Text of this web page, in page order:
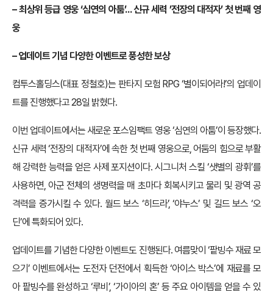
– 최상위 등급 영웅 ‘심연의 아툼’… 신규 세력 ’전장의 대적자’ 첫 번째 영
웅
– 업데이트 기념 다양한 이벤트로 풍성한 보상
컴투스홀딩스(대표 정철호)는 판타지 모험 RPG ‘별이되어라!’의 업데이
트를 진행했다고 28일 밝혔다.
이번 업데이트에서는 새로운 포스임팩트 영웅 ‘심연의 아툼’이 등장했다.
신규 세력 ‘전장의 대적자’에 속한 첫 번째 영웅으로, 어둠의 힘으로 부활
해 강력한 능력을 얻은 사제 포지션이다. 시그니처 스킬 ‘샛별의 광휘’를
사용하면, 아군 전체의 생명력을 매 초마다 회복시키고 물리 및 광역 공
격력을 증가시킬 수 있다. 월드 보스 ‘히드라’, ‘야누스’ 및 길드 보스 ‘오
딘’에 특화되어 있다.
업데이트를 기념한 다양한 이벤트도 진행된다. 여름맞이 ‘팥빙수 재료 모
으기’ 이벤트에서는 도전자 던전에서 획득한 ‘아이스 박스’에 재료를 모
아 팥빙수를 완성하고 ‘루비’, ‘가이아의 혼’ 등 주요 아이템을 얻을 수 있